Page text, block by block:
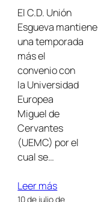
El C.D. Unión
Esgueva mantiene
una temporada
más el
convenio con
la Universidad
Europea
Miguel de
Cervantes
(UEMC) por el
cual se…
Leer más
10 de julio de